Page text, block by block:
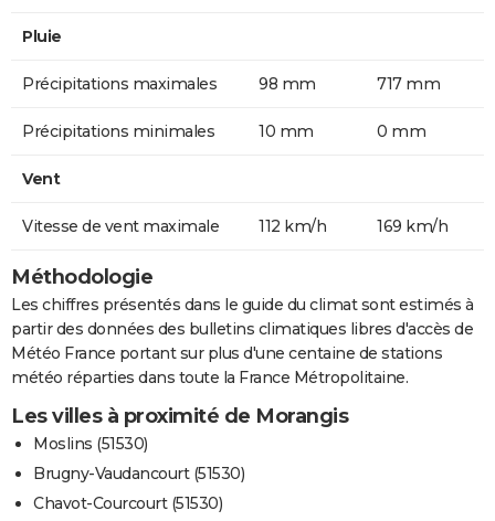
Pluie
Précipitations maximales 98 mm 717 mm
Précipitations minimales 10 mm 0 mm
Vent
Vitesse de vent maximale 112 km/h 169 km/h
Méthodologie
Les chiffres présentés dans le guide du climat sont estimés à
partir des données des bulletins climatiques libres d'accès de
Météo France portant sur plus d'une centaine de stations
météo réparties dans toute la France Métropolitaine.
Les villes à proximité de Morangis
Moslins (51530)
Brugny-Vaudancourt (51530)
Chavot-Courcourt (51530)